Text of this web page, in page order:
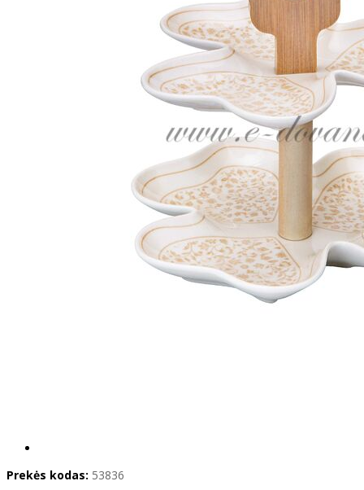
Prekės kodas: 53836